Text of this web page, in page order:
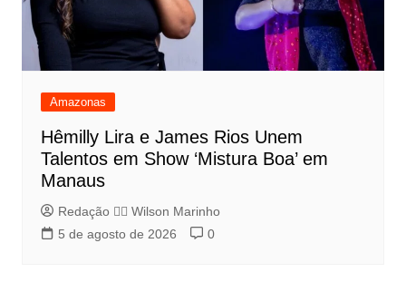
Amazonas
Hêmilly Lira e James Rios Unem
Talentos em Show ‘Mistura Boa’ em
Manaus
Redação 👨‍⚖️​ Wilson Marinho
5 de agosto de 2026
0